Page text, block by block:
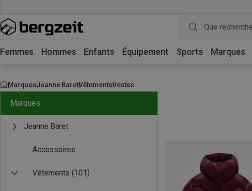
Femmes Hommes Enfants Équipement Sports Marques
MarquesJeanne BaretVêtementsVestes
Marques
Jeanne Baret
Accessoires
Vêtements (101)